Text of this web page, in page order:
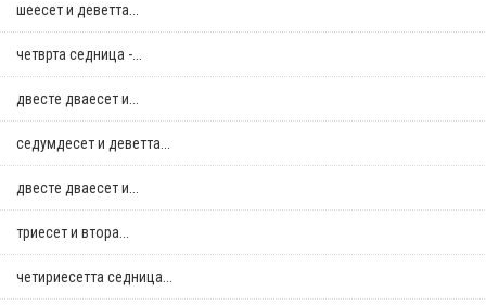
шеесет и деветта...
четврта седница -...
двестe дваесет и...
седумдесет и деветта...
двестe дваесет и...
триесет и втора...
четириесетта седница...